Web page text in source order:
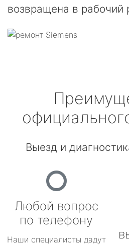
возвращена в рабочий
Выезд и
Любой вопрос
по телефону
Наши специалисты дадут